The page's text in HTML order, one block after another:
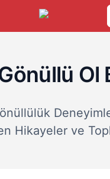
Ol
Hikayeler ve